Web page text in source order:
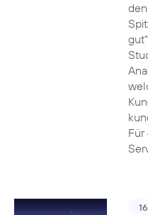
Für